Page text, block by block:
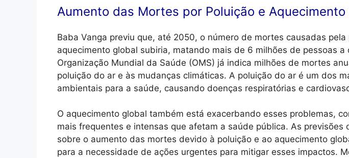
Aumento das Mortes por Poluição e Aquecimento
Baba Vanga previu que, até 2050, o número de mortes causadas pela
aquecimento global subiria, matando mais de 6 milhões de pessoas a
Organização Mundial da Saúde (OMS) já indica milhões de mortes
poluição do ar e às mudanças climáticas. A poluição do ar é um dos
ambientais para a saúde, causando doenças respiratórias e
O aquecimento global também está exacerbando esses problemas,
mais frequentes e intensas que afetam a saúde pública. As previsões
sobre o aumento das mortes devido à poluição e ao aquecimento
para a necessidade de ações urgentes para mitigar esses impactos.